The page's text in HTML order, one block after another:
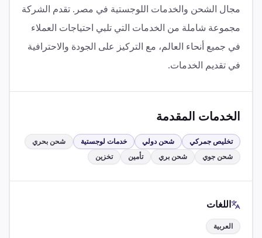
مجال الشحن والخدمات اللوجستية في مصر. تقدم الشركة
مجموعة شاملة من الخدمات التي تلبي احتياجات العملاء
في جميع أنحاء العالم، مع التركيز على الجودة والاحترافية
في تقديم الخدمات.
الخدمات المقدمة
تخليص جمركي شحن دولي خدمات لوجستية
شحن بحري
شحن جوي
شحن بري تأمين تخزين
اللغات
العربية